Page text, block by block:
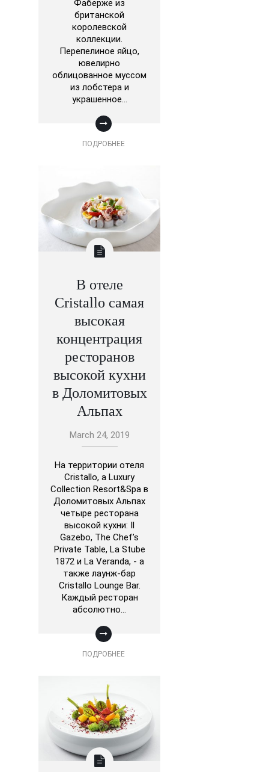
Фаберже из
британской
королевской
коллекции.
Перепелиное яйцо,
ювелирно
облицованное муссом
из лобстера и
украшенное…
ПОДРОБНЕЕ
В отеле
Cristallo самая
высокая
концентрация
ресторанов
высокой кухни
в Доломитовых
Альпах
March 24, 2019
На территории отеля
Cristallo, a Luxury
Collection Resort&Spa в
Доломитовых Альпах
четыре ресторана
высокой кухни: Il
Gazebo, The Chef’s
Private Table, La Stube
1872 и La Veranda, - а
также лаунж-бар
Cristallo Lounge Bar.
Каждый ресторан
абсолютно…
ПОДРОБНЕЕ